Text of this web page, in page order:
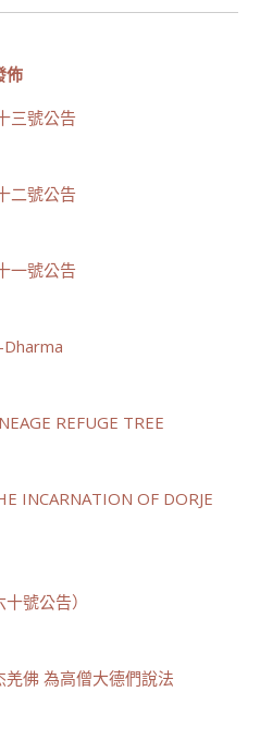
更多
佈
三號公告
二號公告
一號公告
REFUGE TREE
INCARNATION OF DORJE
號公告）
佛 為高僧大德們說法